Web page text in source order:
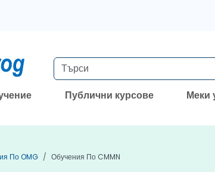
Публични курсове Меки
По OMG Обучения По CMMN